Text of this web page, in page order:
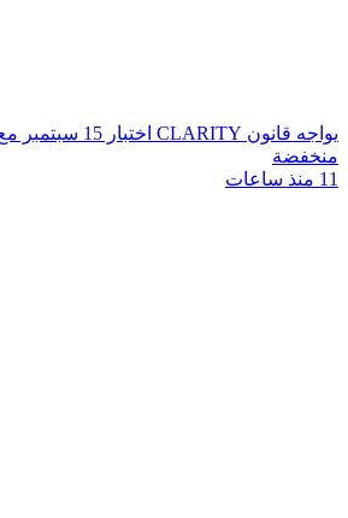
منخفضة
11 منذ ساعات